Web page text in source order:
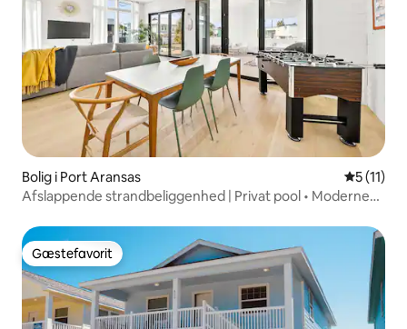
Bolig i Port Aransas 5 ud af 5
5 (11)
Afslappende strandbeliggenhed | Privat pool • Moderne
Gæstefavorit
Gæstefavorit